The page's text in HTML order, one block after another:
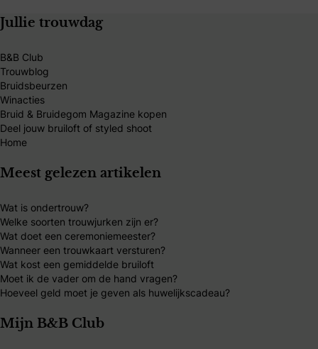
Jullie trouwdag
B&B Club
Trouwblog
Bruidsbeurzen
Winacties
Bruid & Bruidegom Magazine kopen
Deel jouw bruiloft of styled shoot
Home
Meest gelezen artikelen
Wat is ondertrouw?
Welke soorten trouwjurken zijn er?
Wat doet een ceremoniemeester?
Wanneer een trouwkaart versturen?
Wat kost een gemiddelde bruiloft
Moet ik de vader om de hand vragen?
Hoeveel geld moet je geven als huwelijkscadeau?
Mijn B&B Club